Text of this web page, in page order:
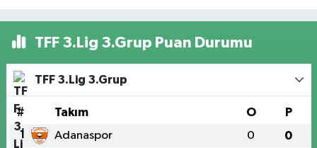
TFF 3.Lig 3.Grup Puan Durumu
TFF 3.Lig 3.Grup
# Takım O P
1 Adanaspor 0 0